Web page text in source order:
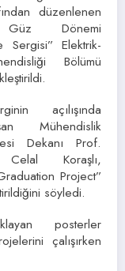
düzenlenen
Güz Dönemi
Sergisi” Elektrik-
Bölümü
açılışında
Mühendislik
Dekanı Prof.
Koraşlı,
Project”
söyledi.
posterler
çalışırken